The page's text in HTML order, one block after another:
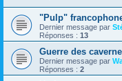
"Pulp"
Dernier message par
Réponses : 13
Guerre des
Dernier message par
Réponses : 2